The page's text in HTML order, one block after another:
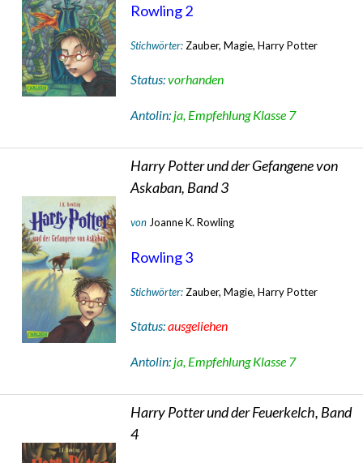
Rowling 2
Stichwörter: Zauber, Magie, Harry Potter
Status:vorhanden
Antolin: ja, Empfehlung Klasse 7
Harry Potter und der Gefangene von
Askaban, Band 3
von Joanne K. Rowling
Rowling 3
Stichwörter: Zauber, Magie, Harry Potter
Status:ausgeliehen
Antolin: ja, Empfehlung Klasse 7
Harry Potter und der Feuerkelch, Band
4